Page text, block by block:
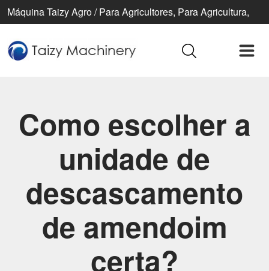
Máquina Taizy Agro / Para Agricultores, Para Agricultura,
Como escolher a
unidade de
descascamento
de amendoim
certa?